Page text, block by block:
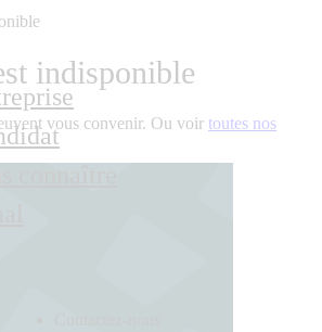
indisponible
vous convenir. Ou voir toutes nos